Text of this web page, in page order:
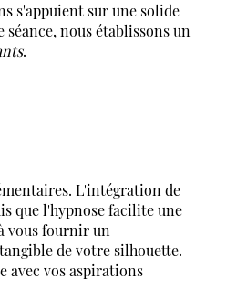
s'appuient sur une solide
nous établissons un
.
L'intégration de
que l'hypnose facilite une
vous fournir un
de votre silhouette.
avec vos aspirations